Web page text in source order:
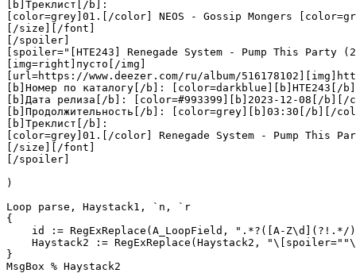
[b]Треклист[/b]:
[color=grey]01.[/color] NEOS - Gossip Mongers
[/size][/font]
[/spoiler]
[spoiler="[HTE243] Renegade System - Pump This Party
[img=right]пусто[/img]
[url=https://www.deezer.com/ru/album/
[b]Номер по каталогу[/b]: [color=darkblue][b]HTE243[/
[b]Дата релиза[/b]: [color=#993399][b]2023-12-08[/b][/
[b]Продолжительность[/b]: [color=grey][b]03:30[/b][/
[b]Треклист[/b]:
[color=grey]01.[/color] Renegade System - Pump This
[/size][/font]
[/spoiler]
)
Loop parse, Haystack1, `n, `r
{
id := RegExReplace(A_LoopField, ".*?([A-Z\d](?!.*/
Haystack2 := RegExReplace(Haystack2,
}
MsgBox % Haystack2